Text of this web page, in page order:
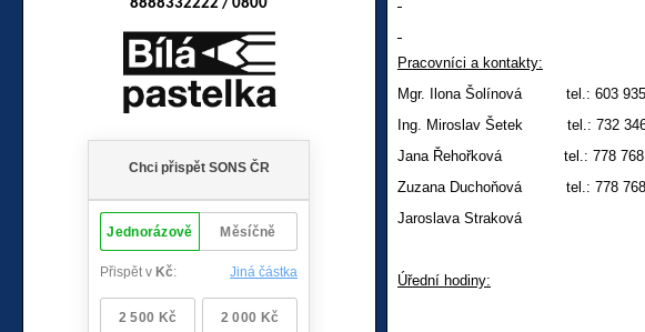
Pracovníci a kontakty:
Mgr. Ilona Šolínová tel.: 603 935
Ing. Miroslav Šetek tel.: 732 346
Jana Řehořková tel.: 778 768
Zuzana Duchoňová tel.: 778 768
Jaroslava Straková
Úřední hodiny:
8888332222 / 0800